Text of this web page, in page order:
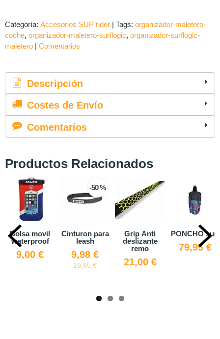
Categoría: Accesorios SUP rider | Tags: organizador-maletero-
coche organizador-maletero-surflogic organizador-surflogic-
maletero | Comentarios
Descripción
Costes de Envío
Comentarios
Productos Relacionados
Grip Anti
deslizante
21,00 €
PONCHO surf
79,95 €
Grip Hexa
Traction
34,00 €